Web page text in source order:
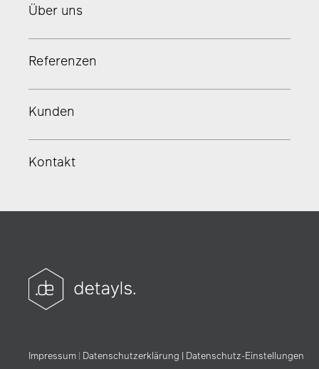
Über uns
Referenzen
Kunden
Kontakt
Impressum | Datenschutz­erklärung | Datenschutz-Einstellungen